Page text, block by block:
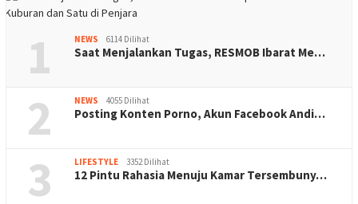
1 NEWS 6114 Dilihat
Saat Menjalankan Tugas, RESMOB Ibarat Me…
2 NEWS 4055 Dilihat
Posting Konten Porno, Akun Facebook Andi…
3 LIFESTYLE 3352 Dilihat
12 Pintu Rahasia Menuju Kamar Tersembuny…